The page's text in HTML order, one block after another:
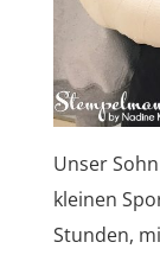
Unser
kleinen
Stunden,